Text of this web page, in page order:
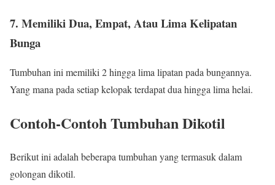
7. Memiliki Dua, Empat, Atau Lima Kelipatan
Bunga
Tumbuhan ini memiliki 2 hingga lima lipatan pada bungannya.
Yang mana pada setiap kelopak terdapat dua hingga lima helai.
Contoh-Contoh Tumbuhan Dikotil
Berikut ini adalah beberapa tumbuhan yang termasuk dalam
golongan dikotil.